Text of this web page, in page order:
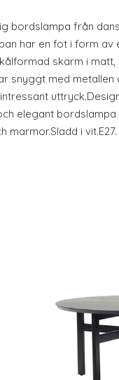
bordslampa från
har en fot i form av
skärm i matt,
snyggt med metallen
elegant bordslampa
marmor.Sladd i